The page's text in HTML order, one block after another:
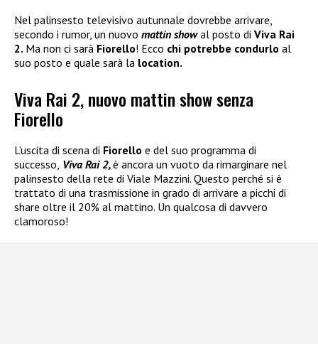
Nel palinsesto televisivo autunnale dovrebbe arrivare,
secondo i rumor, un nuovo mattin showal posto di Viva Rai
2. Ma non ci sarà Fiorello! Ecco chi potrebbe condurlo al
suo posto e quale sarà la location.
Viva Rai 2, nuovo mattin show senza
Fiorello
L’uscita di scena di Fiorello e del suo programma di
successo, Viva Rai 2,è ancora un vuoto da rimarginare nel
palinsesto della rete di Viale Mazzini. Questo perché si è
trattato di una trasmissione in grado di arrivare a picchi di
share oltre il 20% al mattino. Un qualcosa di davvero
clamoroso!